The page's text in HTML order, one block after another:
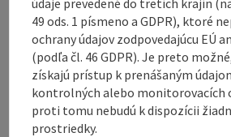
Scenic
Description:
Following the Kotleiten forest
Plattenberg with the wind turbines,
chapel, briefly follow the paved
the meadow and through the
starting point.
49 ods. 1 písmeno a GDPR), ktoré
ochrany údajov zodpovedajúcu EÚ
(podľa čl. 46 GDPR). Je preto
získajú prístup k prenášaným
kontrolných alebo monitorovacích
proti tomu nebudú k dispozícii
prostriedky.